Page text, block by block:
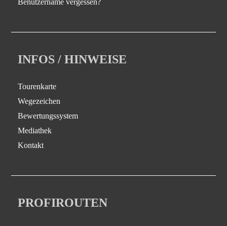
Benutzername vergessen?
INFOS / HINWEISE
Tourenkarte
Wegezeichen
Bewertungssystem
Mediathek
Kontakt
PROFIROUTEN